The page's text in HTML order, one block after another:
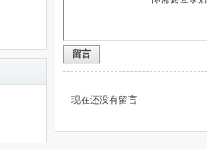
留言
现在还没有留言